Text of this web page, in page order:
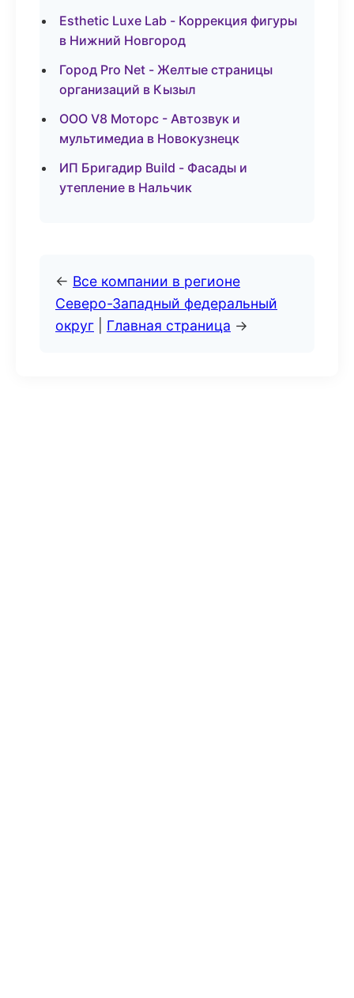
Esthetic Luxe Lab - Коррекция фигуры
в Нижний Новгород
Город Pro Net - Желтые страницы
организаций в Кызыл
ООО V8 Моторс - Автозвук и
мультимедиа в Новокузнецк
ИП Бригадир Build - Фасады и
утепление в Нальчик
← Все компании в регионе
Северо-Западный федеральный
округ
Главная страница →